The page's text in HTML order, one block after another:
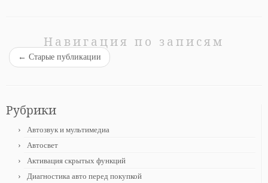
Навигация по записям
← Старые публикации
Рубрики
Автозвук и мультимедиа
Автосвет
Активация скрытых функций
Диагностика авто перед покупкой